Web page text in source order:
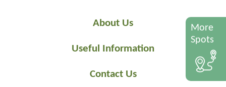
About Us
Useful Information
Contact Us
More
Spots